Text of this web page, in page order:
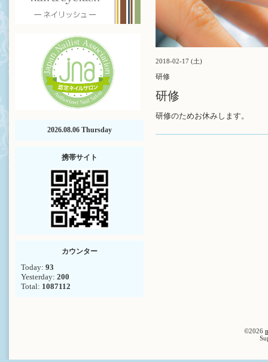
2018-02-17 (土)
研修
研修
研修のためお休みします。
2026.08.06 Thursday
携帯サイト
カウンター
Today: 93
Yesterday: 200
Total: 1087112
©2026